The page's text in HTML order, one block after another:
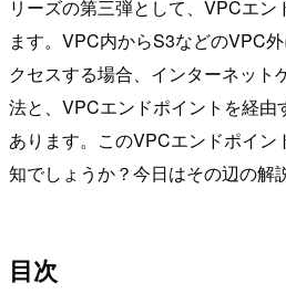
リーズの第三弾として、VPCエン
ます。VPC内からS3などのVPC
クセスする場合、インターネット
法と、VPCエンドポイントを経由
あります。このVPCエンドポイ
知でしょうか？今日はその辺の解
目次